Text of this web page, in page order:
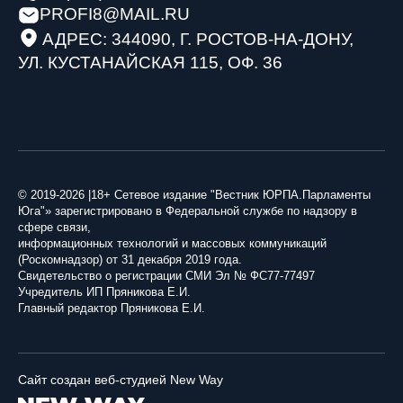
Астраханский парламент поддержал проект
«Карта городских приоритетов»
В законе о страховых взносах Южной Осетии
28 июля 2026
А. Ищенко . Донской парламент будет так же
настойчиво продвигать свои инициативы и в
следующем созыве ГД РФ
28 июля 2026
Депутатский наказ парламента Адыгеи: более
200 курсантов ДГТУ приняли присягу в Майкопе
PROFI8@MAIL.RU
АДРЕС: 344090, Г. РОСТОВ-НА-ДОНУ,
УЛ. КУСТАНАЙСКАЯ 115, ОФ. 36
© 2019-2026 |18+ Сетевое издание "Вестник ЮРПА.Парламенты
Юга"» зарегистрировано в Федеральной службе по надзору в
сфере связи,
информационных технологий и массовых коммуникаций
(Роскомнадзор) от 31 декабря 2019 года.
Свидетельство о регистрации СМИ Эл № ФС77-77497
Учредитель ИП Пряникова Е.И.
Главный редактор Пряникова Е.И.
Сайт создан веб-студией New Way